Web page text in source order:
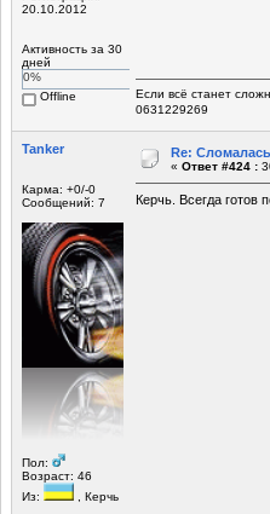
20.10.2012
Активность за 30
дней
0%
Offline
Если всё станет
0631229269
Tanker
Карма: +0/-0
Сообщений: 7
Пол:
Возраст: 46
Из:
, Керчь
Re:
« Ответ #424 :
Керчь. Всегда готов